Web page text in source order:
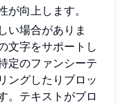
が向上します。
い場合がありま
文字をサポートし
定のファンシーテ
ングしたりブロッ
。テキストがブロ